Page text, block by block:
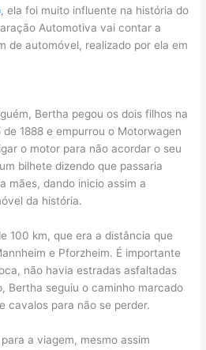
, ela foi muito influente na história do
Automotiva vai contar a
de automóvel, realizado por ela em
Bertha pegou os dois filhos na
1888 e empurrou o Motorwagen
o motor para não acordar o seu
bilhete dizendo que passaria
mães, dando inicio assim a
da história.
100 km, que era a distância que
e Pforzheim. É importante
não havia estradas asfaltadas
Bertha seguiu o caminho marcado
cavalos para não se perder.
a viagem, mesmo assim